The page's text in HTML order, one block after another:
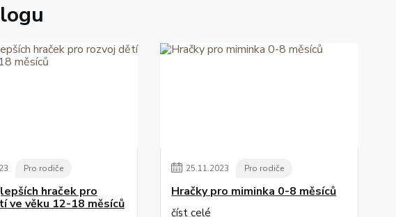
Pro rodiče
hraček pro
ve věku 12-18 měsíců
25.11.2023 Pro rodiče
Hračky pro miminka 0-8 měsíců
číst celé